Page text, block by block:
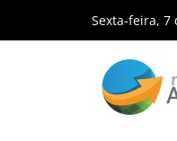
Sexta-feira, 7